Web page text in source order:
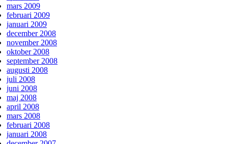
mars 2009
februari 2009
januari 2009
december 2008
november 2008
oktober 2008
september 2008
augusti 2008
juli 2008
juni 2008
maj 2008
april 2008
mars 2008
februari 2008
januari 2008